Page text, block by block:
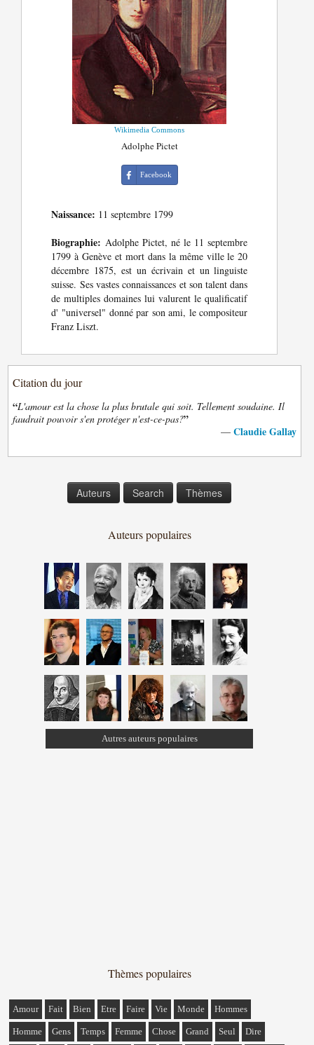
Wikimedia Commons
Adolphe Pictet
Facebook
Naissance: 11 septembre 1799
Biographie: Adolphe Pictet, né le 11 septembre
1799 à Genève et mort dans la même ville le 20
décembre 1875, est un écrivain et un linguiste
suisse. Ses vastes connaissances et son talent dans
de multiples domaines lui valurent le qualificatif
d' "universel" donné par son ami, le compositeur
Franz Liszt.
Citation du jour
“L'amour est la chose la plus brutale qui soit. Tellement soudaine. Il
faudrait pouvoir s'en protéger n'est-ce-pas?”
— Claudie Gallay
Auteurs Search Thèmes
Auteurs populaires
Autres auteurs populaires
Thèmes populaires
Amour Fait Bien Etre Faire Vie Monde Hommes
Homme Gens Temps Femme Chose Grand Seul Dire